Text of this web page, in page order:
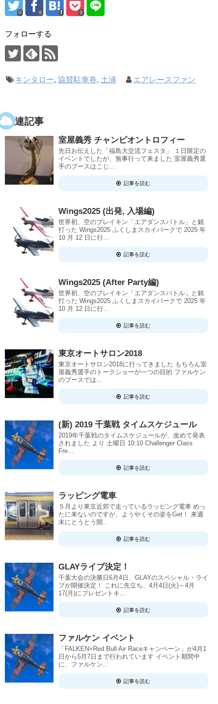
0 0 0
フォローする
キンタロー, 協賛駐車券, 土浦 エアレースファン
関連記事
室屋義秀 チャンピオントロフィー
先日お伝えした「福島大交流フェスタ」 １日限定の
イベントでしたが、無事行って来ました 室屋義秀選
手のブースはこじ...
記事を読む
Wings2025 (出発, 入場編)
世界初、空のブレイキン「エアダンスバトル」と銘
打った Wings2025 ふくしまスカイパークで 2025 年
10 月 12 日に行...
記事を読む
Wings2025 (After Party編)
世界初、空のブレイキン「エアダンスバトル」と銘
打った Wings2025 ふくしまスカイパークで 2025 年
10 月 12 日に行...
記事を読む
東京オートサロン2018
東京オートサロン2018に行ってきました もちろん室
屋義秀選手のトークショーが一つの目的 ファルケン
のブースでは...
記事を読む
(新) 2019 千葉戦 タイムスケジュール
2019年千葉戦のタイムスケジュールが、改めて発表
されました より 土曜日 10:10 Challenger Class
Fre...
記事を読む
ラッピング電車
５月より東京近郊で走っているラッピング電車 めっ
たに来ないのですが、ようやくその姿をGet！ 来週
末にとうとう開...
記事を読む
GLAYライブ決定！
千葉大会の決勝日6月4日、GLAYのスペシャル・ライ
ブが開催決定！ これに先立ち、4月4日(火)～4月
17(月)にプレゼントキ...
記事を読む
ファルケン イベント
「FALKEN×Red Bull Air Raceキャンペーン」が4月1
日から5月7日まで行われています イベント期間中
に、ファルケン...
記事を読む